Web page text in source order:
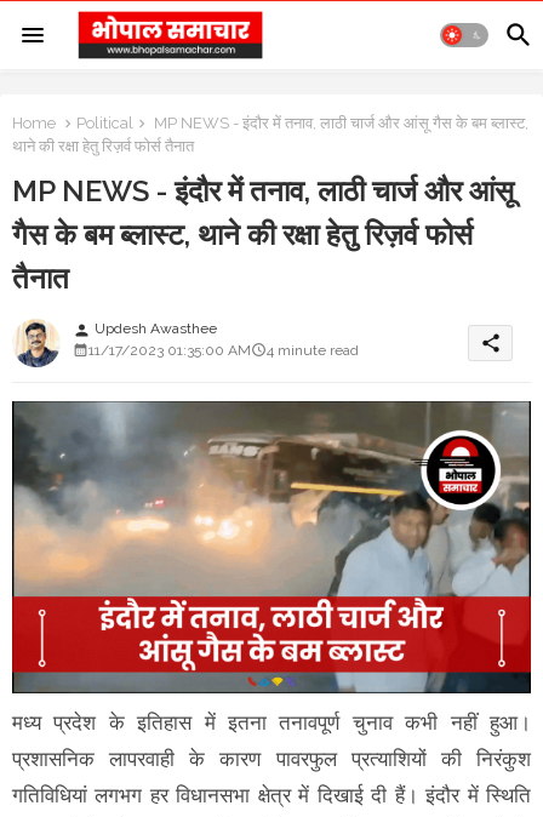
Home Political
MP NEWS - इंदौर में तनाव, लाठी चार्ज और आंसू गैस के बम ब्लास्ट,
थाने की रक्षा हेतु रिज़र्व फोर्स तैनात
MP NEWS - इंदौर में तनाव, लाठी चार्ज और आंसू
गैस के बम ब्लास्ट, थाने की रक्षा हेतु रिज़र्व फोर्स
तैनात
person Updesh Awasthee
11/17/2023 01:35:00 AM
4 minute read share
मध्य प्रदेश के इतिहास में इतना तनावपूर्ण चुनाव कभी नहीं हुआ।
प्रशासनिक लापरवाही के कारण पावरफुल प्रत्याशियों की निरंकुश
गतिविधियां लगभग हर विधानसभा क्षेत्र में दिखाई दी हैं। इंदौर में स्थिति